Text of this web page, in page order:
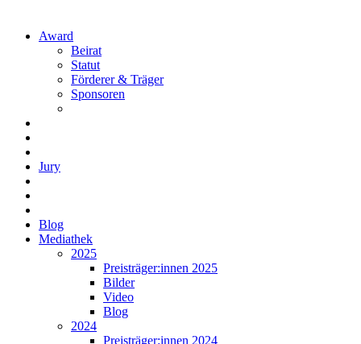
Award
Beirat
Statut
Förderer & Träger
Sponsoren
Jury
Blog
Mediathek
2025
Preisträger:innen 2025
Bilder
Video
Blog
2024
Preisträger:innen 2024